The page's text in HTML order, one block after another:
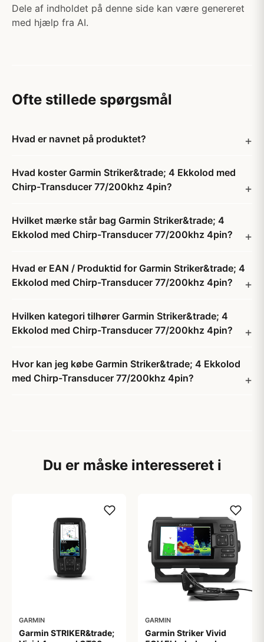
Dele af indholdet på denne side kan være genereret
med hjælp fra AI.
Ofte stillede spørgsmål
Hvad er navnet på produktet?
Hvad koster Garmin Striker&trade; 4 Ekkolod med
Chirp-Transducer 77/200khz 4pin?
Hvilket mærke står bag Garmin Striker&trade; 4
Ekkolod med Chirp-Transducer 77/200khz 4pin?
Hvad er EAN / Produktid for Garmin Striker&trade; 4
Ekkolod med Chirp-Transducer 77/200khz 4pin?
Hvilken kategori tilhører Garmin Striker&trade; 4
Ekkolod med Chirp-Transducer 77/200khz 4pin?
Hvor kan jeg købe Garmin Striker&trade; 4 Ekkolod
med Chirp-Transducer 77/200khz 4pin?
Du er måske interesseret i
GARMIN
Garmin STRIKER&trade;
GARMIN
Garmin Striker Vivid